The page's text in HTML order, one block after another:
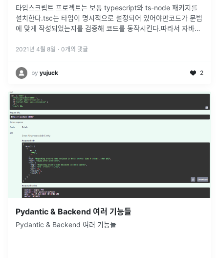
타입스크립트 프로젝트는 보통 typescript와 ts-node 패키지를
설치한다.tsc는 타입이 명시적으로 설정되어 있어야만코드가 문법
에 맞게 작성되었는지를 검증해 코드를 동작시킨다.따라서 자바스
어있는...
2021년 4월 8일 · 0개의 댓글
by yujuck 2
Pydantic & Backend 여러 기능들
Pydantic & Backend 여러 기능들